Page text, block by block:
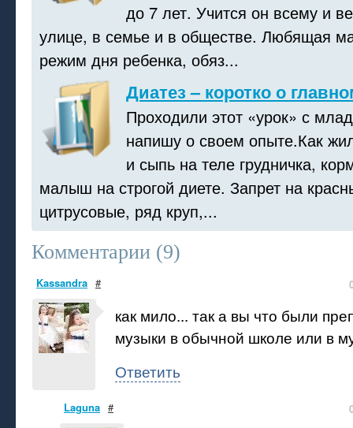
до 7 лет. Учится он всему и
улице, в семье и в обществе. Любящая
режим дня ребенка, обяз...
Диатез – коротко о
Проходили этот «урок» с
напишу о своем опыте.Как
и сыпь на теле грудничка,
малыш на строгой диете. Запрет на
цитрусовые, ряд круп,...
Комментарии (9)
Kassandra #
как мило... так а вы что были
музыки в обычной школе или в
Ответить
Laguna #